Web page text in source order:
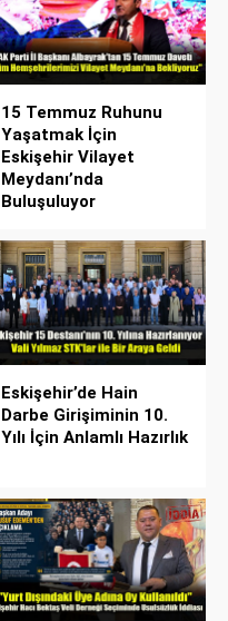
15 Temmuz Ruhunu
Yaşatmak İçin
Eskişehir Vilayet
Meydanı’nda
Buluşuluyor
Eskişehir’de Hain
Darbe Girişiminin 10.
Yılı İçin Anlamlı Hazırlık